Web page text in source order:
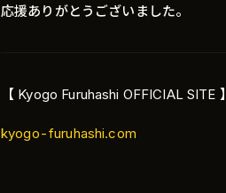
応援ありがとうございました。
【 Kyogo Furuhashi OFFICIAL SITE 】
kyogo-furuhashi.com